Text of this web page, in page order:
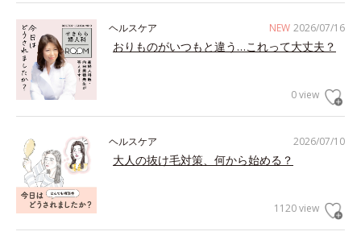
NEW 2026/07/16
ヘルスケア
おりものがいつもと違う…これって大丈夫？
0 view
2026/07/10
ヘルスケア
大人の抜け毛対策、何から始める？
1120 view